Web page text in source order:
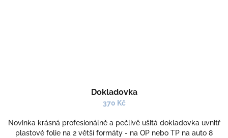
Dokladovka
370 Kč
Novinka krásná profesionálně a pečlivě ušitá dokladovka uvnitř
plastové folie na 2 větší formáty - na OP nebo TP na auto 8